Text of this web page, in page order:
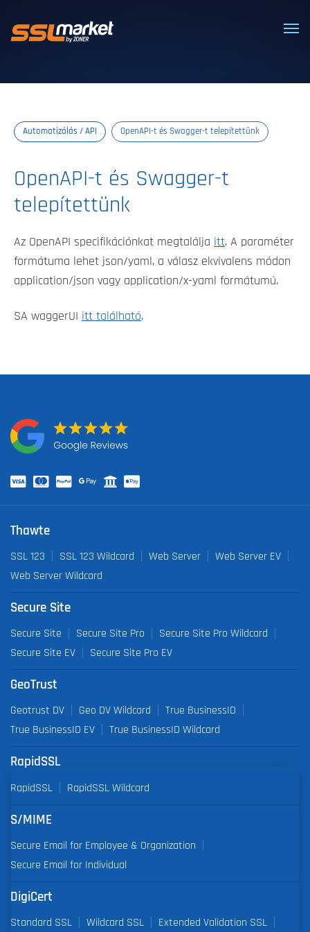
Megbízható SSL/TLS tanúsítványok
Automatizálás / API OpenAPI-t és Swagger-t telepítettünk
OpenAPI-t és Swagger-t
telepítettünk
Az OpenAPI specifikációnkat megtalálja itt. A paraméter
formátuma lehet json/yaml, a válasz ekvivalens módon
application/json vagy application/x-yaml formátumú.
SA waggerUI itt található.
Thawte
SSL 123 SSL 123 Wildcard Web Server
Web Server EV
Web Server Wildcard
Secure Site
Secure Site Secure Site Pro
Secure Site Pro Wildcard
Secure Site EV
Secure Site Pro EV
GeoTrust
Geotrust DV Geo DV Wildcard
True BusinessID
True BusinessID EV
True BusinessID Wildcard
RapidSSL
RapidSSL RapidSSL Wildcard
S/MIME
Secure Email for Employee & Organization
Secure Email for Individual
DigiCert
Standard SSL Wildcard SSL
Extended Validation SSL